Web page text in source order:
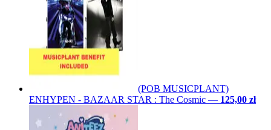
(POB MUSICPLANT)
ENHYPEN - BAZAAR STAR : The Cosmic — 125,00 zł